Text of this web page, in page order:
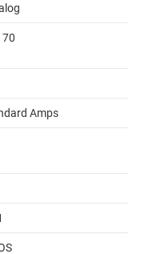
70
Amps